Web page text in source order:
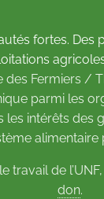
fortes. Des
des Fermiers /
parmi les
les intérêts des
alimentaire
travail de l’UNF,
don.